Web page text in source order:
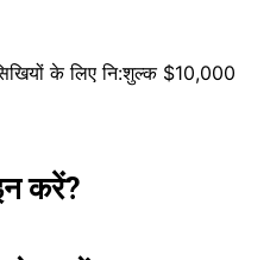
के लिए नि:शुल्क $10,000
करें?